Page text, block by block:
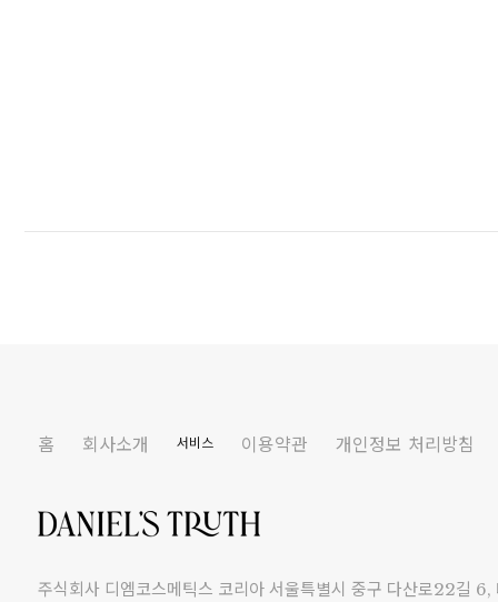
홈 회사소개 서비스 이용약관 개인정보 처리방침
주식회사 디엠코스메틱스 코리아 서울특별시 중구 다산로22길 6,